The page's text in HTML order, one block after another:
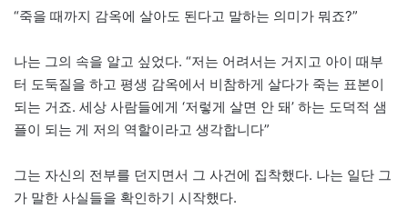
“죽을 때까지 감옥에 살아도 된다고 말하는 의미가 뭐죠?”
나는 그의 속을 알고 싶었다. “저는 어려서는 거지고 아이 때부
터 도둑질을 하고 평생 감옥에서 비참하게 살다가 죽는 표본이
되는 거죠. 세상 사람들에게 ‘저렇게 살면 안 돼’ 하는 도덕적 샘
플이 되는 게 저의 역할이라고 생각합니다”
그는 자신의 전부를 던지면서 그 사건에 집착했다. 나는 일단 그
가 말한 사실들을 확인하기 시작했다.